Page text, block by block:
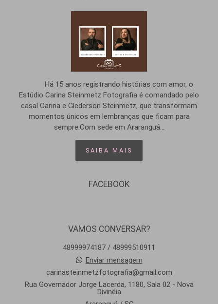
Há 15 anos registrando histórias com amor, o
Estúdio Carina Steinmetz Fotografia é comandado pelo
casal Carina e Glederson Steinmetz, que transformam
momentos únicos em lembranças que ficam para
sempre.Com sede em Araranguá...
SAIBA MAIS
FACEBOOK
VAMOS CONVERSAR?
48999974187 / 48999510911
Enviar mensagem
carinasteinmetzfotografia@gmail.com
Rua Governador Jorge Lacerda, 1180, Sala 02 - Nova
Divinéia